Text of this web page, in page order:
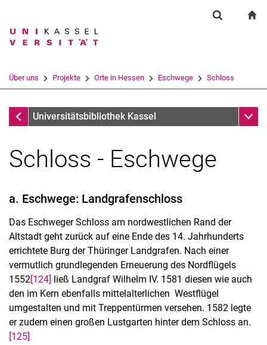
Springe direkt zu: Inhalt
Springe direkt zu: Suche
Springe direkt zu:
Suchbegriff
Suchen (öffnet externen Link in einem
Über uns Projekte Orte in Hessen Eschwege Schloss
Eschwege
Universitätsbibliothek Kassel
Schloss - Eschwege
a. Eschwege: Landgrafenschloss
Das Eschweger Schloss am nordwestlichen Rand der
Altstadt geht zurück auf eine Ende des 14. Jahrhunderts
errichtete Burg der Thüringer Landgrafen. Nach einer
vermutlich grundlegenden Erneuerung des Nordflügels
1552[124] ließ Landgraf Wilhelm IV. 1581 diesen wie auch
den im Kern ebenfalls mittelalterlichen Westflügel
umgestalten und mit Treppentürmen versehen. 1582 legte
er zudem einen großen Lustgarten hinter dem Schloss an.
[125]